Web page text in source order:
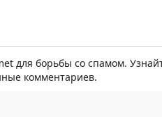
для борьбы со спамом.
комментариев.